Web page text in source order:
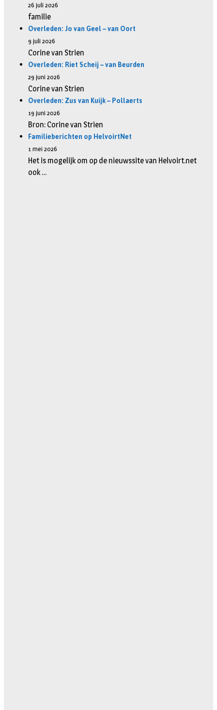
26 juli 2026
familie
Overleden: Jo van Geel – van Oort
9 juli 2026
Corine van Strien
Overleden: Riet Scheij – van Beurden
29 juni 2026
Corine van Strien
Overleden: Zus van Kuijk – Pollaerts
19 juni 2026
Bron: Corine van Strien
Familieberichten op HelvoirtNet
1 mei 2026
Het is mogelijk om op de nieuwssite van Helvoirt.net
ook …